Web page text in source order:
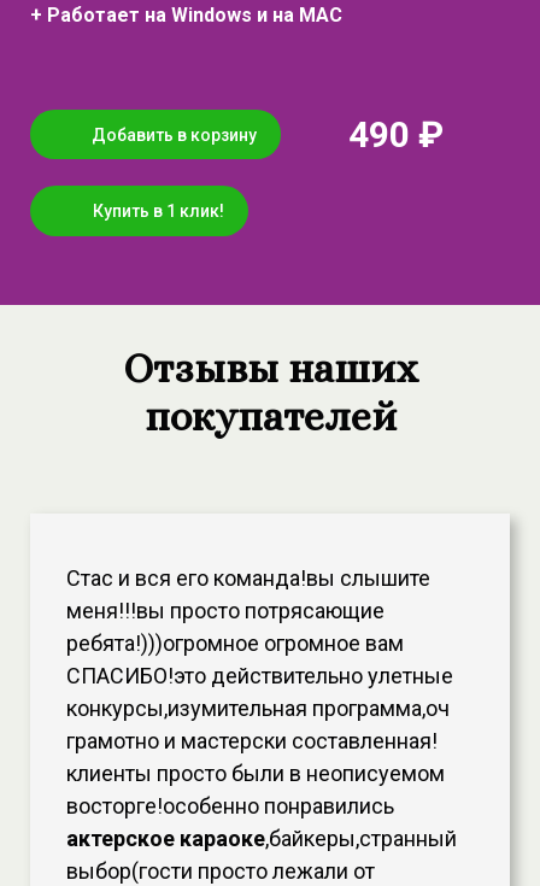
+ Работает на Windows и на MAC
Добавить в корзину 490 ₽
Купить в 1 клик!
Отзывы наших
покупателей
Стас и вся его команда!вы слышите
меня!!!вы просто потрясающие
ребята!)))огромное огромное вам
СПАСИБО!это действительно улетные
конкурсы,изумительная программа,оч
грамотно и мастерски составленная!
клиенты просто были в неописуемом
восторге!особенно понравились
актерское караоке,байкеры,странный
выбор(гости просто лежали от